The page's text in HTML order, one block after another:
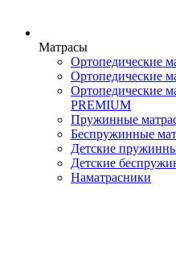
Матрасы
Ортопедические
Ортопедические
Ортопедические
PREMIUM
Пружинные
Беспружинные
Детские
Детские
Наматрасники